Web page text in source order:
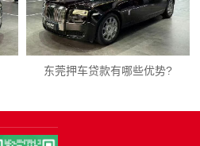
东莞押车贷款有哪些优势?